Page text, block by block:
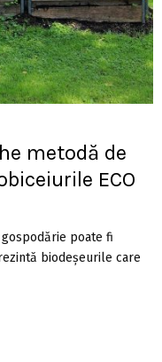
metodă de
ECO
poate fi
biodeșeurile care